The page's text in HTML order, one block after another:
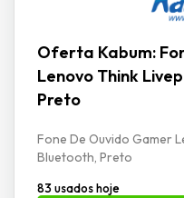
Oferta Kabum:
Lenovo Think
Preto
Fone De Ouvido Gamer
Bluetooth, Preto
83 usados hoje